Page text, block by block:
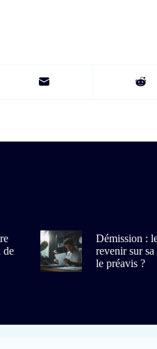
de
Démission :
revenir sur
le préavis ?